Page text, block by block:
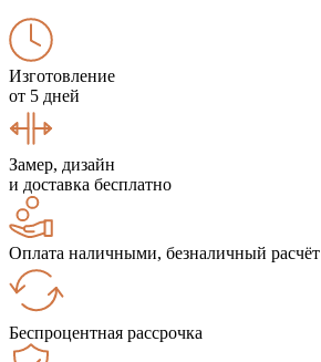
Изготовление
от 5 дней
Замер, дизайн
и доставка бесплатно
Оплата наличными, безналичный расчёт
Беспроцентная рассрочка